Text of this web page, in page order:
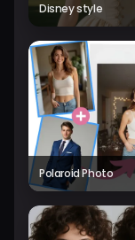
Disney style
Polaroid Photo